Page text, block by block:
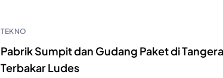
TEKNO
Pabrik Sumpit dan Gudang Paket di
Terbakar Ludes